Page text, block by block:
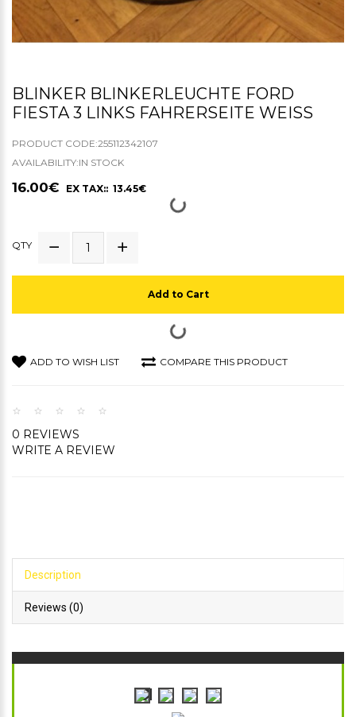
BLINKER BLINKERLEUCHTE FORD
FIESTA 3 LINKS FAHRERSEITE WEISS
PRODUCT CODE:255112342107
AVAILABILITY:IN STOCK
16.00€ EX TAX:: 13.45€
QTY
Add to Cart
ADD TO WISH LIST COMPARE THIS PRODUCT
0 REVIEWS
WRITE A REVIEW
Description
Reviews (0)